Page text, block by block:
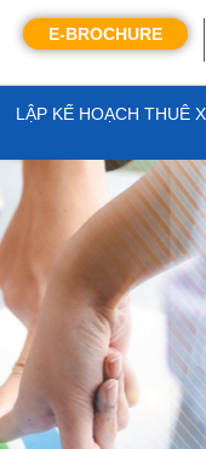
E-BROCHURE
LẬP KẾ HOẠCH THUÊ